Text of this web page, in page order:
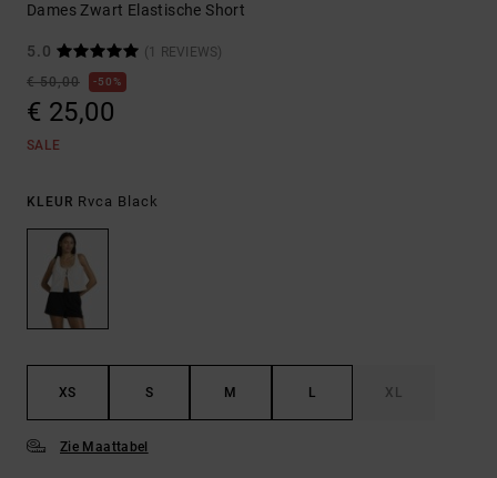
Dames Zwart Elastische Short
5.0
(1 REVIEWS)
€ 50,00
50%
€ 25,00
SALE
KLEUR Rvca Black
XS S M L XL
Zie Maattabel